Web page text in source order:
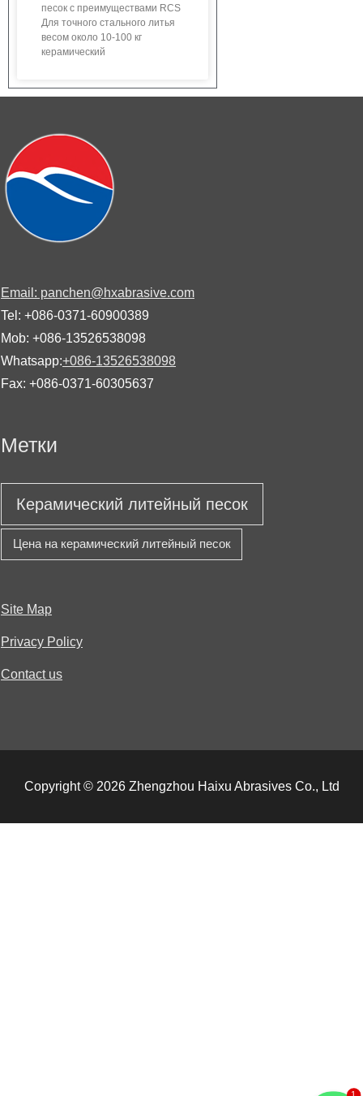
песок с преимуществами RCS
Для точного стального литья
весом около 10-100 кг
керамический
Email: panchen@hxabrasive.com
Tel: +086-0371-60900389
Mob: +086-13526538098
Whatsapp:+086-13526538098
Fax: +086-0371-60305637
Метки
Керамический литейный песок
Цена на керамический литейный песок
Site Map
Privacy Policy
Contact us
Copyright © 2026 Zhengzhou Haixu Abrasives Co., Ltd